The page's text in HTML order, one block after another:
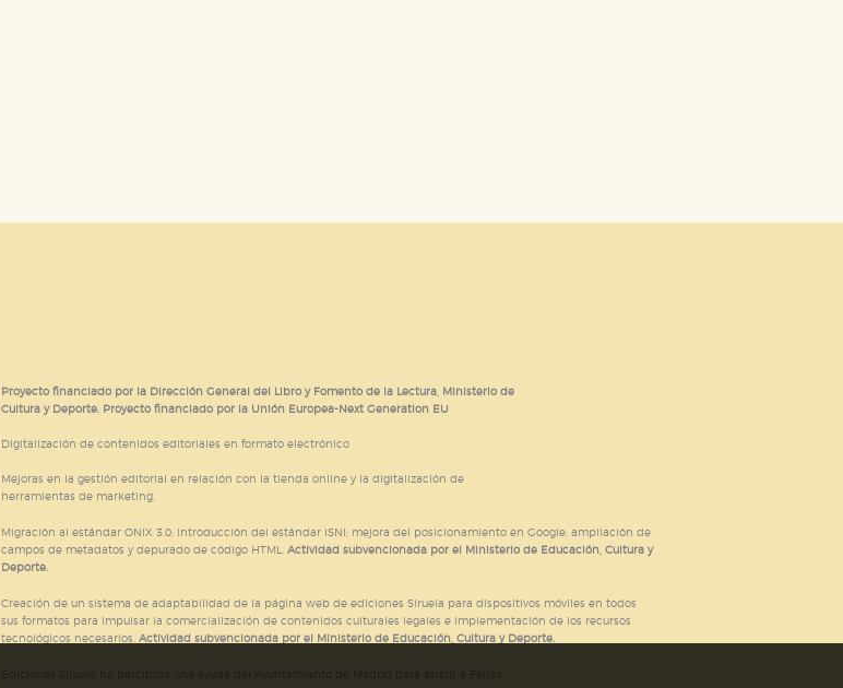
Proyecto financiado por la Dirección General del Libro y Fomento de la Lectura, Ministerio de
Cultura y Deporte. Proyecto financiado por la Unión Europea-Next Generation EU
Digitalización de contenidos editoriales en formato electrónico
Mejoras en la gestión editorial en relación con la tienda online y la digitalización de
herramientas de marketing.
Migración al estándar ONIX 3.0; introducción del estándar ISNI; mejora del posicionamiento en Google; ampliación de
campos de metadatos y depurado de código HTML. Actividad subvencionada por el Ministerio de Educación, Cultura y
Deporte.
Creación de un sistema de adaptabilidad de la página web de ediciones Siruela para dispositivos móviles en todos
sus formatos para impulsar la comercialización de contenidos culturales legales e implementación de los recursos
tecnológicos necesarios. Actividad subvencionada por el Ministerio de Educación, Cultura y Deporte.